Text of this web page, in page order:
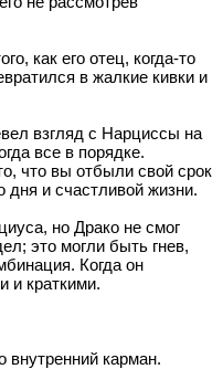
как его отец, когда-то
в жалкие кивки и
взгляд с Нарциссы на
все в порядке.
что вы отбыли свой срок
и счастливой жизни.
но Драко не смог
это могли быть гнев,
Когда он
и краткими.
внутренний карман.